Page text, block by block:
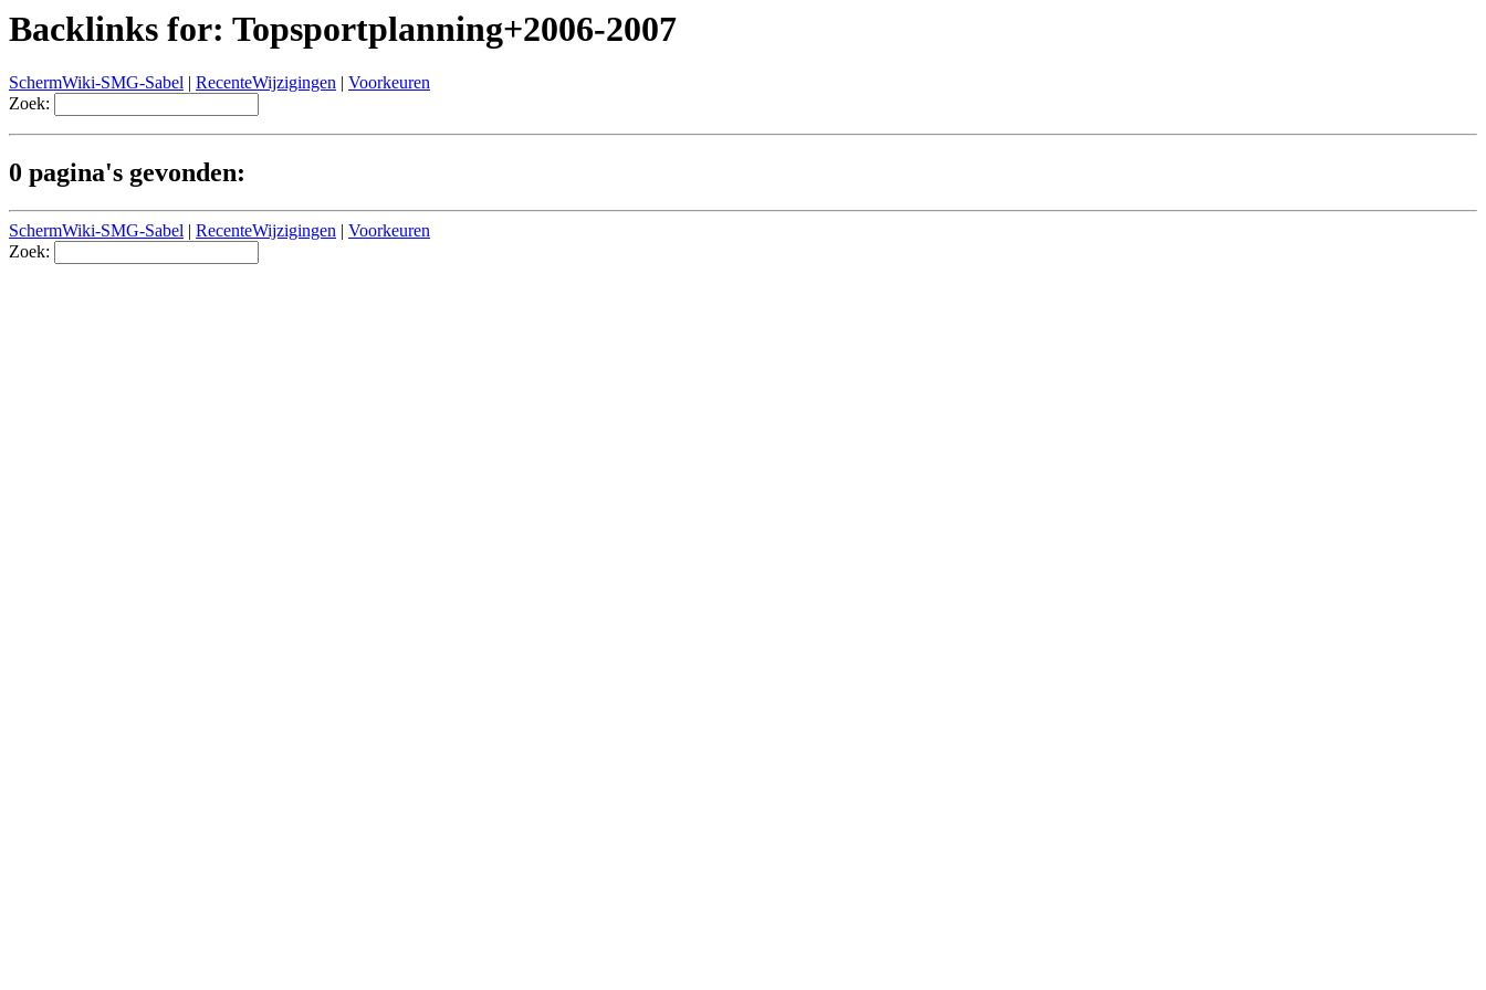
Backlinks for: Topsportplanning+2006-2007
SchermWiki-SMG-Sabel | RecenteWijzigingen | Voorkeuren
Zoek:
0 pagina's gevonden:
SchermWiki-SMG-Sabel | RecenteWijzigingen | Voorkeuren
Zoek: